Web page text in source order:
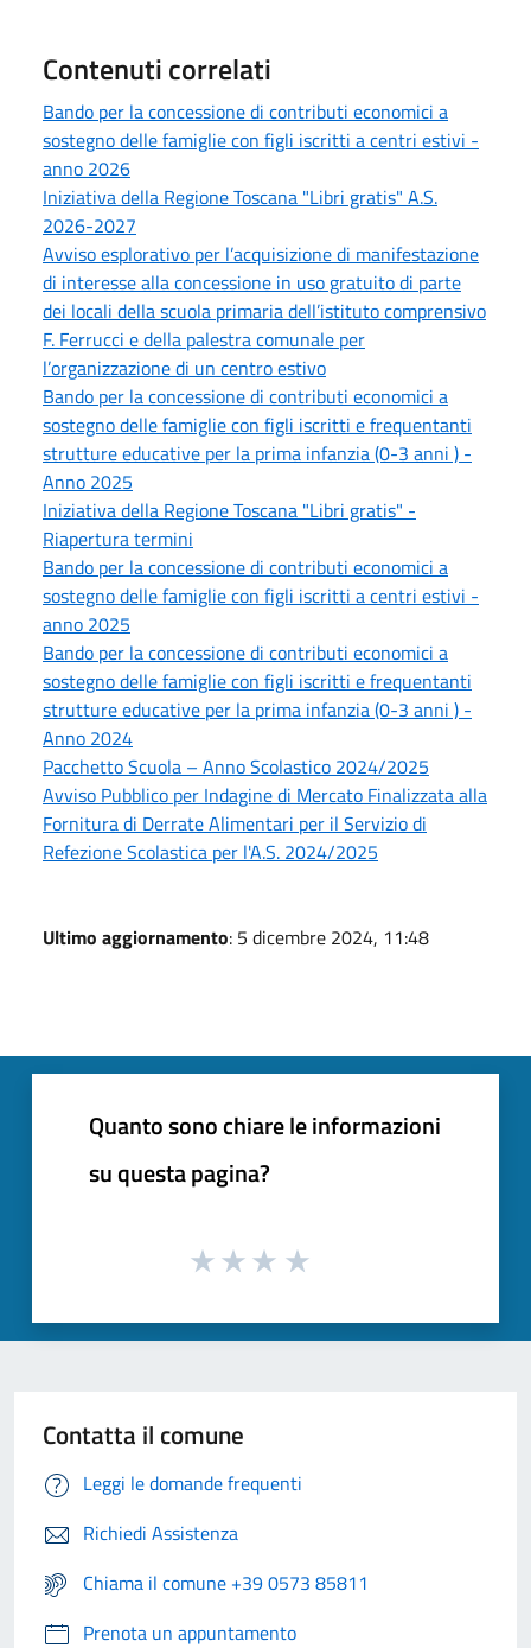
Contenuti correlati
Bando per la concessione di contributi economici a
sostegno delle famiglie con figli iscritti a centri estivi -
anno 2026
Iniziativa della Regione Toscana "Libri gratis" A.S.
2026-2027
Avviso esplorativo per l’acquisizione di manifestazione
di interesse alla concessione in uso gratuito di parte
dei locali della scuola primaria dell’istituto comprensivo
F. Ferrucci e della palestra comunale per
l’organizzazione di un centro estivo
Bando per la concessione di contributi economici a
sostegno delle famiglie con figli iscritti e frequentanti
strutture educative per la prima infanzia (0-3 anni ) -
Anno 2025
Iniziativa della Regione Toscana "Libri gratis" -
Riapertura termini
Bando per la concessione di contributi economici a
sostegno delle famiglie con figli iscritti a centri estivi -
anno 2025
Bando per la concessione di contributi economici a
sostegno delle famiglie con figli iscritti e frequentanti
strutture educative per la prima infanzia (0-3 anni ) -
Anno 2024
Pacchetto Scuola – Anno Scolastico 2024/2025
Avviso Pubblico per Indagine di Mercato Finalizzata alla
Fornitura di Derrate Alimentari per il Servizio di
Refezione Scolastica per l'A.S. 2024/2025
Ultimo aggiornamento: 5 dicembre 2024, 11:48
Quanto sono chiare le informazioni
su questa pagina?
Contatta il comune
Leggi le domande frequenti
Richiedi Assistenza
Chiama il comune +39 0573 85811
Prenota un appuntamento